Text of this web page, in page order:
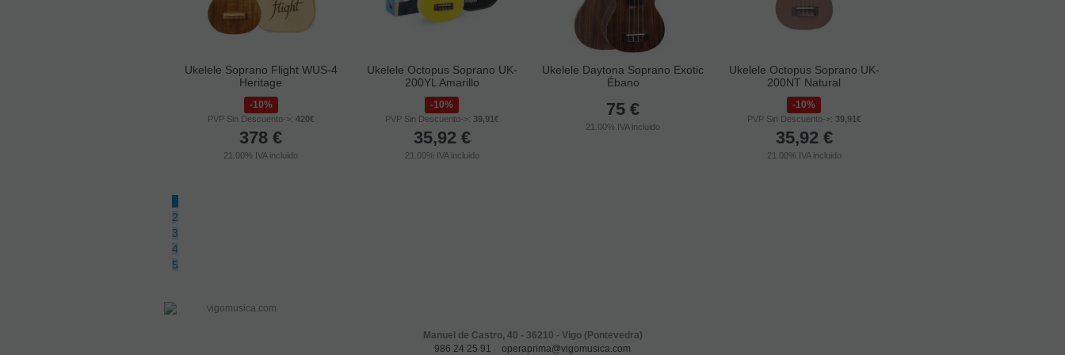
Ukelele Soprano Flight WUS-4
Heritage
10%
PVP Sin Descuento->: 420€
378 €
21.00% IVA incluido
Ukelele Octopus Soprano UK-
200YL Amarillo
10%
PVP Sin Descuento->: 39,91€
35,92 €
21.00% IVA incluido
Ukelele Daytona Soprano Exotic
Ébano
75 €
21.00% IVA incluido
Ukelele Octopus Soprano UK-
200NT Natural
10%
PVP Sin Descuento->: 39,91€
35,92 €
21.00% IVA incluido
2
3
4
5
Manuel de Castro, 40 - 36210 - Vigo (Pontevedra)
986 24 25 91
operaprima@vigomusica.com